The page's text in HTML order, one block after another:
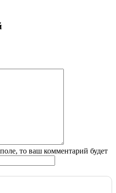
то ваш комментарий будет